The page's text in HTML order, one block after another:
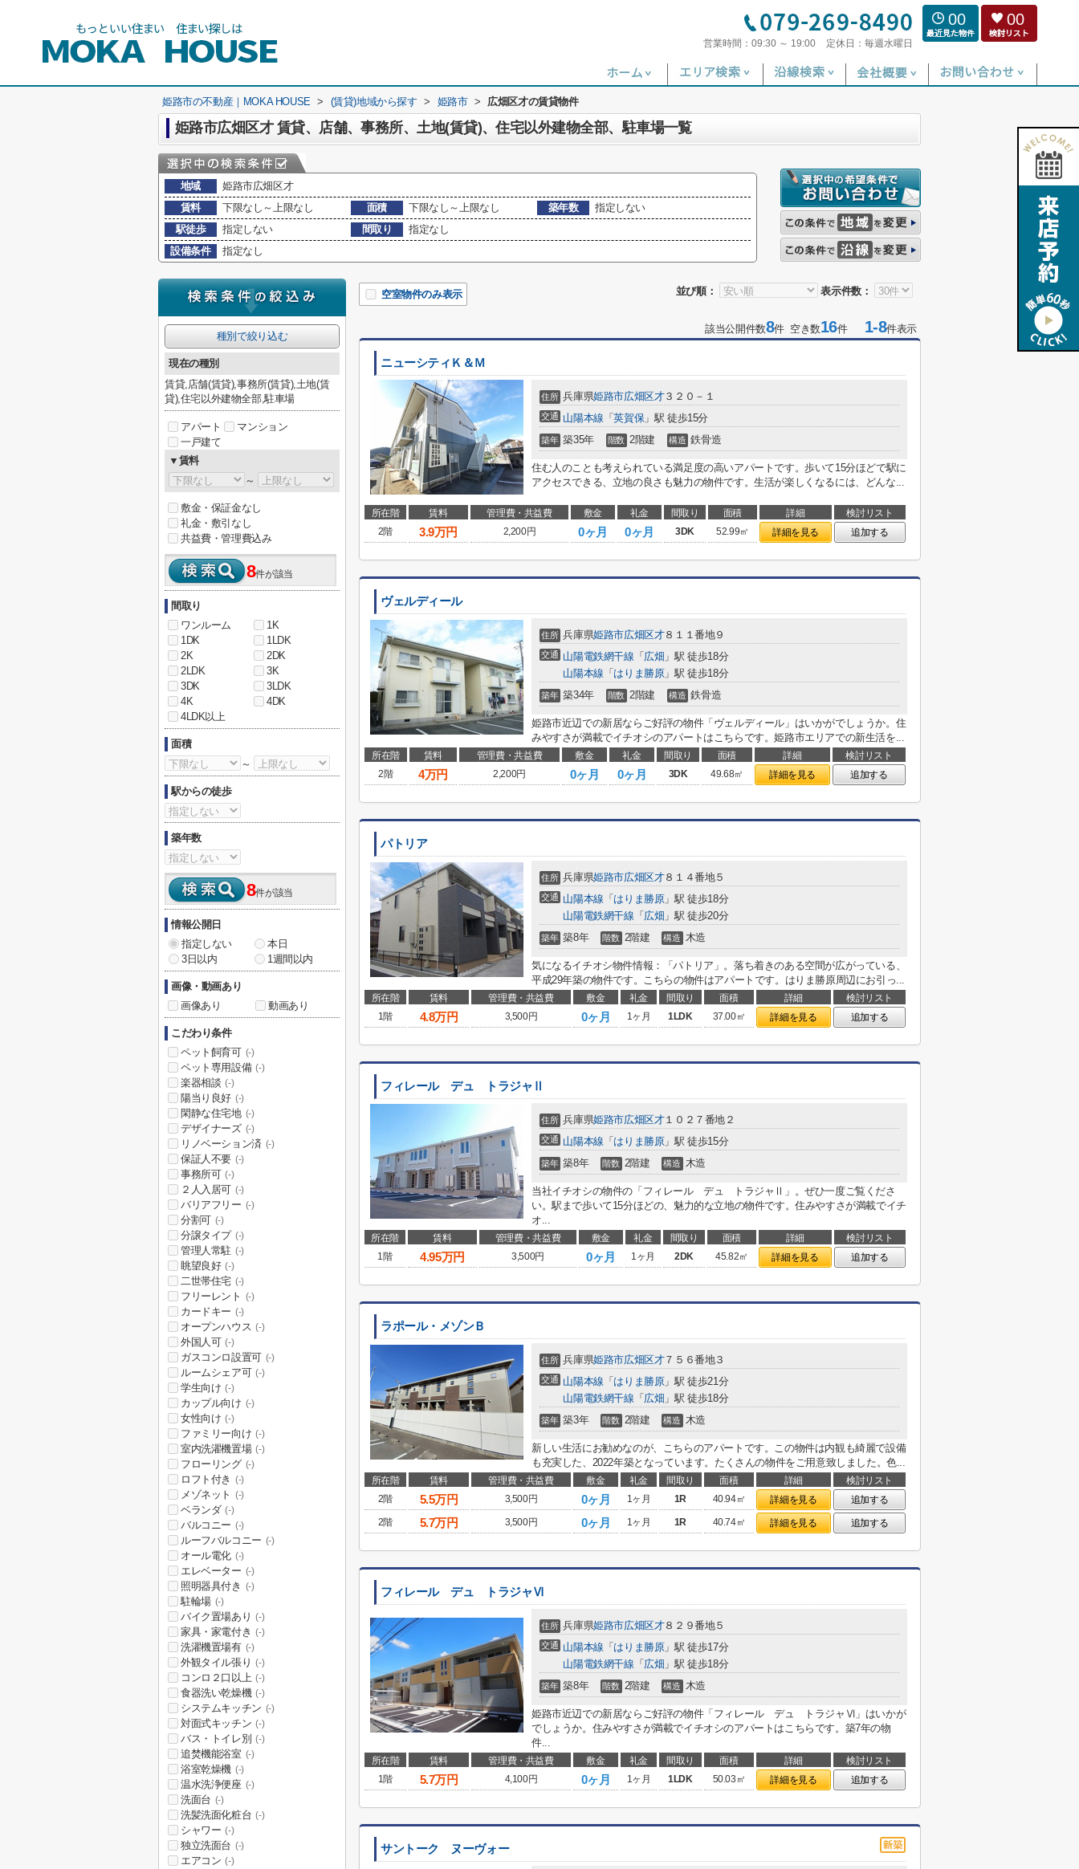
営業時間： 09:30 ～ 19:00 定休日： 毎週水曜日
00 00
姫路市の不動産｜MOKA HOUSE > (賃貸)地域から探す > 姫路市 > 広畑区才の賃貸物件
姫路市広畑区才 賃貸、店舗、事務所、土地(賃貸)、住宅以外建物全部、駐車場一覧
地域
姫路市広畑区才
賃料
下限なし～上限なし 面積 下限なし～上限なし 築年数
指定しない
駅徒歩
指定しない 間取り
指定なし
設備条件
指定なし
並び順： 表示件数：
空室物件のみ表示
該当公開件数8件 空き数16件1-8件表示
ニューシティＫ＆Ｍ
住所 兵庫県姫路市広畑区才３２０－１
交通 山陽本線 「英賀保」駅 徒歩15分
築年 築35年 階数 2階建 構造 鉄骨造
住む人のことも考えられている満足度の高いアパートです。歩いて15分ほどで駅に
アクセスできる、立地の良さも魅力の物件です。生活が楽しくなるには、どんな...
所在階 賃料 管理費・共益費 敷金 礼金 間取り 面積 詳細
検討リスト
2階
3.9万円 2,200円 0ヶ月 0ヶ月 3DK 52.99㎡ 詳細を見る 追加する
ヴェルディール
住所 兵庫県姫路市広畑区才８１１番地９
交通 山陽電鉄網干線 「 広畑 」駅 徒歩18分
山陽本線 「 はりま勝原」駅 徒歩18分
築年 築34年 階数 2階建 構造 鉄骨造
姫路市近辺での新居ならご好評の物件「ヴェルディール」はいかがでしょうか。住
みやすさが満載でイチオシのアパートはこちらです。姫路市エリアでの新生活を...
所在階 賃料 管理費・共益費 敷金 礼金 間取り 面積 詳細
検討リスト
2階
4万円 2,200円 0ヶ月 0ヶ月 3DK 49.68㎡ 詳細を見る 追加する
パトリア
住所 兵庫県姫路市広畑区才８１４番地５
交通 山陽本線 「 はりま勝原」駅 徒歩18分
山陽電鉄網干線 「 広畑 」駅 徒歩20分
築年 築8年 階数 2階建 構造 木造
気になるイチオシ物件情報：「パトリア」。落ち着きのある空間が広がっている、
平成29年築の物件です。こちらの物件はアパートです。はりま勝原周辺にお引っ...
所在階 賃料 管理費・共益費 敷金 礼金 間取り 面積 詳細
検討リスト
1階
4.8万円 3,500円 0ヶ月 1ヶ月 1LDK 37.00㎡ 詳細を見る 追加する
フィレール デュ トラジャⅡ
住所 兵庫県姫路市広畑区才１０２７番地２
交通 山陽本線 「 はりま勝原」駅 徒歩15分
築年 築8年 階数 2階建 構造 木造
当社イチオシの物件の「フィレール デュ トラジャⅡ」。ぜひ一度ご覧くださ
い。駅まで歩いて15分ほどの、魅力的な立地の物件です。住みやすさが満載でイチ
オ...
所在階 賃料 管理費・共益費 敷金 礼金 間取り 面積 詳細
検討リスト
1階
4.95万円 3,500円 0ヶ月 1ヶ月 2DK 45.82㎡ 詳細を見る 追加する
ラポール・メゾンＢ
住所 兵庫県姫路市広畑区才７５６番地３
交通 山陽本線 「 はりま勝原」駅 徒歩21分
山陽電鉄網干線 「 広畑 」駅 徒歩18分
築年 築3年 階数 2階建 構造 木造
新しい生活にお勧めなのが、こちらのアパートです。この物件は内観も綺麗で設備
も充実した、2022年築となっています。たくさんの物件をご用意致しました。色...
所在階 賃料 管理費・共益費 敷金 礼金 間取り 面積 詳細
検討リスト
2階
5.5万円 3,500円 0ヶ月 1ヶ月 1R 40.94㎡ 詳細を見る
追加する
2階
5.7万円 3,500円 0ヶ月 1ヶ月 1R 40.74㎡ 詳細を見る 追加する
フィレール デュ トラジャⅥ
住所 兵庫県姫路市広畑区才８２９番地５
交通 山陽本線 「 はりま勝原」駅 徒歩17分
山陽電鉄網干線 「 広畑 」駅 徒歩18分
築年 築8年 階数 2階建 構造 木造
姫路市近辺での新居ならご好評の物件「フィレール デュ トラジャⅥ」はいかが
でしょうか。住みやすさが満載でイチオシのアパートはこちらです。築7年の物
件...
所在階 賃料 管理費・共益費 敷金 礼金 間取り 面積 詳細
検討リスト
1階
5.7万円 4,100円 0ヶ月 1ヶ月 1LDK 50.03㎡ 詳細を見る 追加する
サントーク ヌーヴォー
種別で絞り込む
現在の種別
賃貸,店舗(賃貸),事務所(賃貸),土地(賃
貸),住宅以外建物全部,駐車場
アパート
マンション
一戸建て
▼賃料
～
敷金・保証金なし
礼金・敷引なし
共益費・管理費込み
8件が該当
間取り
ワンルーム
1K
1DK
1LDK
2K
2DK
2LDK
3K
3DK
3LDK
4K
4DK
4LDK以上
面積
～
駅からの徒歩
築年数
8件が該当
情報公開日
指定しない
本日
3日以内
1週間以内
画像・動画あり
画像あり
動画あり
こだわり条件
ペット飼育可 (-)
ペット専用設備 (-)
楽器相談 (-)
陽当り良好 (-)
閑静な住宅地 (-)
デザイナーズ (-)
リノベーション済 (-)
保証人不要 (-)
事務所可 (-)
２人入居可 (-)
バリアフリー (-)
分割可 (-)
分譲タイプ (-)
管理人常駐 (-)
眺望良好 (-)
二世帯住宅 (-)
フリーレント (-)
カードキー (-)
オープンハウス (-)
外国人可 (-)
ガスコンロ設置可 (-)
ルームシェア可 (-)
学生向け (-)
カップル向け (-)
女性向け (-)
ファミリー向け (-)
室内洗濯機置場 (-)
フローリング (-)
ロフト付き (-)
メゾネット (-)
ベランダ (-)
バルコニー (-)
ルーフバルコニー (-)
オール電化 (-)
エレベーター (-)
照明器具付き (-)
駐輪場 (-)
バイク置場あり (-)
家具・家電付き (-)
洗濯機置場有 (-)
外観タイル張り (-)
コンロ２口以上 (-)
食器洗い乾燥機 (-)
システムキッチン (-)
対面式キッチン (-)
バス・トイレ別 (-)
追焚機能浴室 (-)
浴室乾燥機 (-)
温水洗浄便座 (-)
洗面台 (-)
洗髪洗面化粧台 (-)
シャワー (-)
独立洗面台 (-)
エアコン (-)